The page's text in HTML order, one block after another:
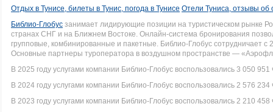
Отдых в Тунисе, билеты в Тунис, погода в Тунисе Отели Туниса, отзывы об
Библио-Глобус занимает лидирующие позиции на туристическом рынке
странах СНГ и на Ближнем Востоке. Онлайн-система бронирования
групповые, комбинированные и пакетные. Библио-Глобус сотрудничает
Основные партнеры туроператора в воздушном пространстве —
В 2025 году услугами компании Библио-Глобус воспользовались 3 050 951
В 2024 году услугами компании Библио-Глобус воспользовались 2 576 234
В 2023 году услугами компании Библио-Глобус воспользовались 2 210 458